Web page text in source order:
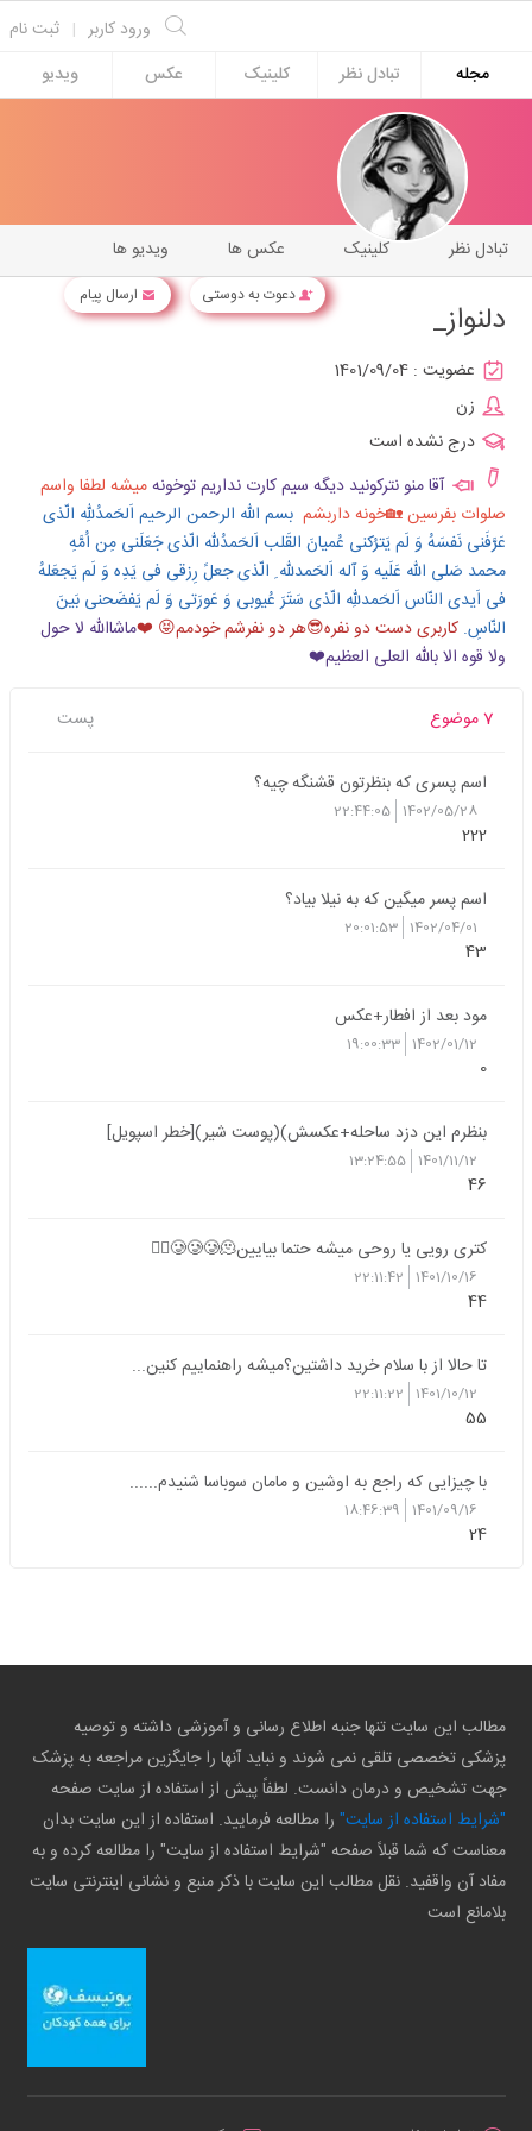
ثبت نام | ورود کاربر
مجله
تبادل نظر کلینیک عکس ویدیو
دعوت به دوستی ارسال پیام
ویدیو ها عکس ها کلینیک تبادل نظر
دلنواز_
عضویت : 1401/09/04
زن
درج نشده است
آقا منو نترکونید دیگه سیم کارت نداریم توخونهمیشه لطفا واسم
صلوات بفرسین 🏡خونه داربشمبسم الله الرحمن الرحیم اَلحَمدُللهِ الّذی
عَرَّفَنی نَفسَهُ وَ لَم یَترُکنی عُمیانَ القَلب اَلحَمدُلله الّذی جَعَلَنی مِن اُمَّهِ
محمد صَلی الله عَلَیه وَ آله اَلحَمدلله ِ الّذی جعلً رِزقی فی یَدِه وَ لَم یَجعَلهُ
فی اَیدی النّاس اَلحَمدللهِ الّذی سَتَرَ عُیوبی وَ عَورَتی وَ لَم یَفضَحنی بَینَ
النّاسِ.کاربری دست دو نفره😎هر دو نفرشم خودمم😝 ❤️ماشاالله لا حول
ولا قوه الا بالله العلی العظیم❤️
7 موضوع پست
اسم پسری که بنظرتون قشنگه چیه؟
1402/05/28
22:44:05
222
اسم پسر میگین که به نیلا بیاد؟
1402/04/01
20:01:53
43
مود بعد از افطار+عکس
1402/01/12
19:00:33
0
بنظرم این دزد ساحله+عکسش)(پوست شیر)[خطر اسپویل]
1401/11/12
13:24:55
46
کتری رویی یا روحی میشه حتما بیایین🥲🥲🥲🫠😮‍💨
1401/10/16
22:11:42
44
تا حالا از با سلام خرید داشتین؟میشه راهنماییم کنین...
1401/10/12
22:11:22
55
با چیزایی که راجع به اوشین و مامان سوباسا شنیدم......
1401/09/16
18:46:39
24
مطالب این سایت تنها جنبه اطلاع رسانی و آموزشی داشته و توصیه
پزشکی تخصصی تلقی نمی شوند و نباید آنها را جایگزین مراجعه به پزشک
جهت تشخیص و درمان دانست. لطفاً پیش از استفاده از سایت صفحه
"شرایط استفاده از سایت" را مطالعه فرمایید. استفاده از این سایت بدان
معناست که شما قبلاً صفحه "شرایط استفاده از سایت" را مطالعه کرده و به
مفاد آن واقفید. نقل مطالب این سایت با ذکر منبع و نشانی اینترنتی سایت
بلامانع است